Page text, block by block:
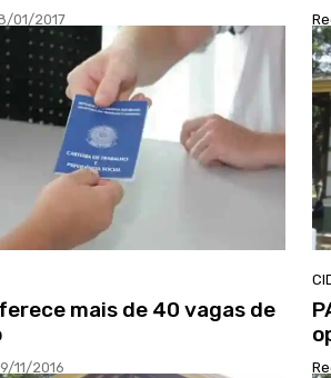
01/2017
mais de 40 vagas de
11/2016